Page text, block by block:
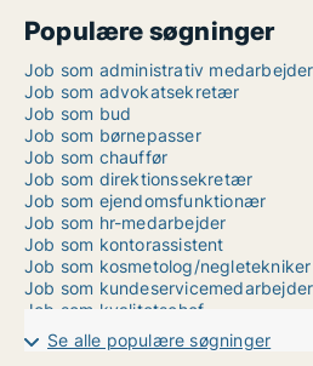
Populære søgninger
Job som administrativ medarbejder
Job som advokatsekretær
Job som bud
Job som børnepasser
Job som chauffør
Job som direktionssekretær
Job som ejendomsfunktionær
Job som hr-medarbejder
Job som kontorassistent
Job som kosmetolog/negletekniker
Job som kundeservicemedarbejder
Job som kvalitetschef
Job som kvalitetskoordinator
Job som logistikmedarbejder
Se alle populære søgninger